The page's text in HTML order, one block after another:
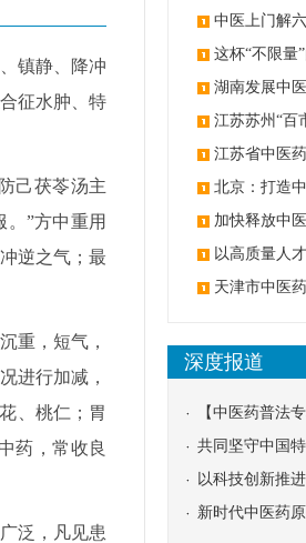
镇静、降冲
征水肿、特
己茯苓汤主
”方中重用
逆之气；最
重，短气，
进行加减，
、桃仁；胃
药，常收良
泛，凡见患
展 中医上门解
这杯“不限量
湖南发展中
江苏苏州“百
办 江苏省中医
北京：打造
加快释放中
以高质量人
天津市中医
深度报道
【中医药普法
应告知煎服方
共同坚守中国
以科技创新推
新时代中医药